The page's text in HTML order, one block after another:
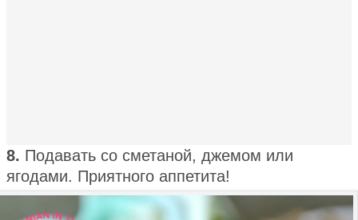
8. Подавать со сметаной, джемом или
ягодами. Приятного аппетита!